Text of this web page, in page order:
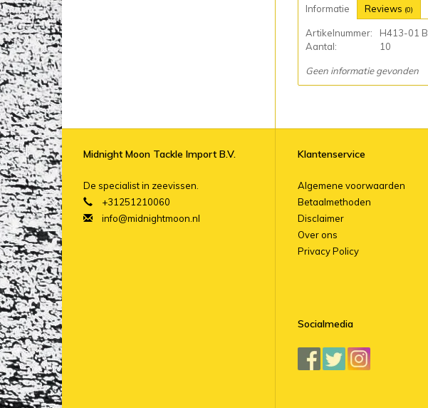
Informatie Reviews (0)
Artikelnummer:
H413-01 B
Aantal:
10
Geen informatie gevonden
Midnight Moon Tackle Import B.V.
De specialist in zeevissen.
+31251210060
info@midnightmoon.nl
Klantenservice
Algemene voorwaarden
Betaalmethoden
Disclaimer
Over ons
Privacy Policy
Socialmedia